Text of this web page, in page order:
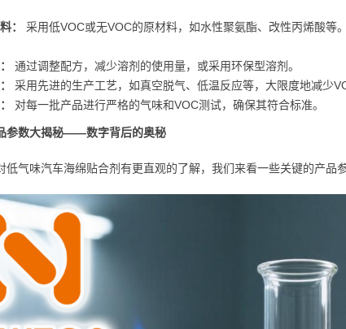
：
采用低VOC或无VOC的原材料，如水性聚氨酯、改性丙烯酸等
通过调整配方，减少溶剂的使用量，或采用环保型溶剂。
采用先进的生产工艺，如真空脱气、低温反应等，大限度地减少
对每一批产品进行严格的气味和VOC测试，确保其符合标准。
参数大揭秘——数字背后的奥秘
低气味汽车海绵贴合剂有更直观的了解，我们来看一些关键的产品参